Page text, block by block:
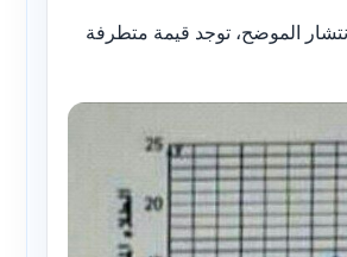
الموضح، توجد قيمة متطرفة